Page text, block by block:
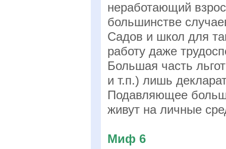
неработающий
большинстве
Садов и школ для
работу даже
Большая часть
и т.п.) лишь
Подавляющее
живут на личные
Миф 6